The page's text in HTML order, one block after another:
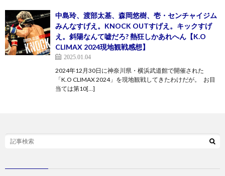
中島玲、渡部太基、森岡悠樹、壱・センチャイジム
みんなすげえ。KNOCK OUTすげえ。キックすげ
え。斜陽なんて嘘だろ? 熱狂しかあれへん【K.O
CLIMAX 2024現地観戦感想】
2025.01.04
2024年12月30日に神奈川県・横浜武道館で開催された
「K.O CLIMAX 2024」を現地観戦してきたわけだが。 お目
当ては第10[…]